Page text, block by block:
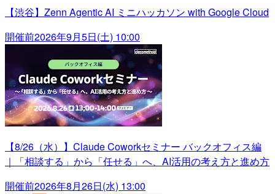
【渋谷】Zenn Agentic AI ミニハッカソン with Google Cloud
開催前2026年9月5日(土) 10:00
【8/26（水）】Claude Coworkセミナー バックオフィス編
｜「相談する」から「任せる」へ、AI活用の考え方と進め方
開催前2026年8月26日(水) 13:00